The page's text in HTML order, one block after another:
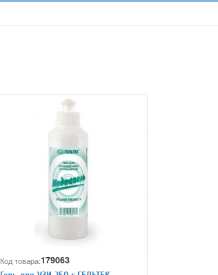
Код товара:179063